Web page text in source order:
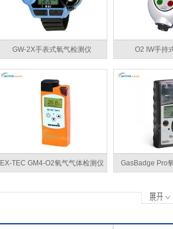
GW-2X手表式氧气检测仪 O2 IW手持
EX-TEC GM4-O2氧气气体检测仪 GasBadge Pro